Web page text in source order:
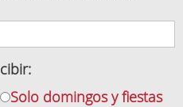
Solo domingos y fiestas